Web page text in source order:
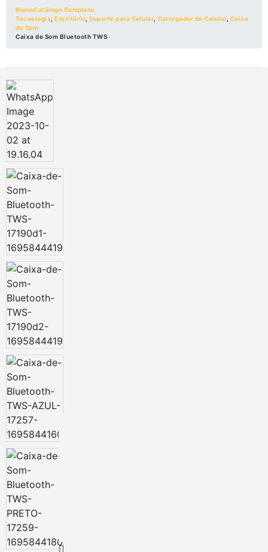
HomeCatálogo Completo
Tecnologia Escritório Suporte para Celular, Carregador de Celular, Caixa
de Som
Caixa de Som Bluetooth TWS